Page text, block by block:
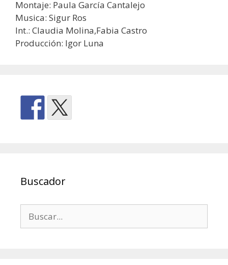
Montaje: Paula García Cantalejo
Musica: Sigur Ros
Int.: Claudia Molina,Fabia Castro
Producción: Igor Luna
Buscador